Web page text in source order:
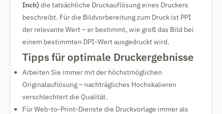
Inch) die tatsächliche Druckauflösung eines Druckers
beschreibt. Für die Bildvorbereitung zum Druck ist PPI
der relevante Wert – er bestimmt, wie groß das Bild bei
einem bestimmten DPI-Wert ausgedruckt wird.
Tipps für optimale Druckergebnisse
Arbeiten Sie immer mit der höchstmöglichen
Originalauflösung – nachträgliches Hochskalieren
verschlechtert die Qualität.
Für Web-to-Print-Dienste die Druckvorlage immer als